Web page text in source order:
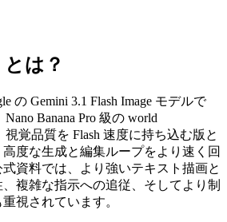
とは？
の Gemini 3.1 Flash Image モデルで
Banana Pro 級の world
視覚品質を Flash 速度に持ち込む版と
度な生成と編集ループをより速く回
資料では、より強いテキスト描画と
複雑な指示への追従、そしてより制
視されています。